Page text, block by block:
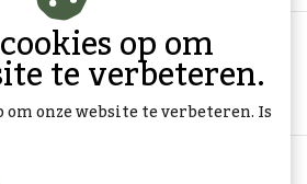
op om
te verbeteren.
om onze website te verbeteren. Is